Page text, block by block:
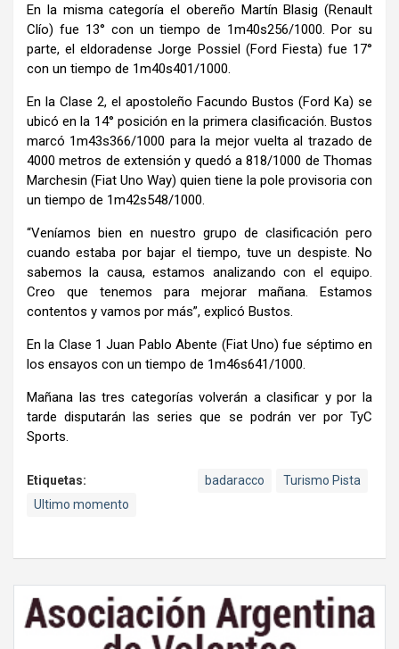
En la misma categoría el obereño Martín Blasig (Renault
Clío) fue 13° con un tiempo de 1m40s256/1000. Por su
parte, el eldoradense Jorge Possiel (Ford Fiesta) fue 17°
con un tiempo de 1m40s401/1000.
En la Clase 2, el apostoleño Facundo Bustos (Ford Ka) se
ubicó en la 14° posición en la primera clasificación. Bustos
marcó 1m43s366/1000 para la mejor vuelta al trazado de
4000 metros de extensión y quedó a 818/1000 de Thomas
Marchesin (Fiat Uno Way) quien tiene la pole provisoria con
un tiempo de 1m42s548/1000.
“Veníamos bien en nuestro grupo de clasificación pero
cuando estaba por bajar el tiempo, tuve un despiste. No
sabemos la causa, estamos analizando con el equipo.
Creo que tenemos para mejorar mañana. Estamos
contentos y vamos por más”, explicó Bustos.
En la Clase 1 Juan Pablo Abente (Fiat Uno) fue séptimo en
los ensayos con un tiempo de 1m46s641/1000.
Mañana las tres categorías volverán a clasificar y por la
tarde disputarán las series que se podrán ver por TyC
Sports.
Etiquetas: badaracco
Turismo Pista
Ultimo momento